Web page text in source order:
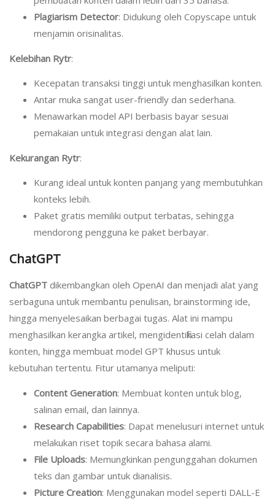
Plagiarism Detector: Didukung oleh Copyscape untuk
menjamin orisinalitas.
Kelebihan Rytr:
Kecepatan transaksi tinggi untuk menghasilkan konten.
Antar muka sangat user-friendly dan sederhana.
Menawarkan model API berbasis bayar sesuai
pemakaian untuk integrasi dengan alat lain.
Kekurangan Rytr:
Kurang ideal untuk konten panjang yang membutuhkan
konteks lebih.
Paket gratis memiliki output terbatas, sehingga
mendorong pengguna ke paket berbayar.
ChatGPT
ChatGPT dikembangkan oleh OpenAI dan menjadi alat yang
serbaguna untuk membantu penulisan, brainstorming ide,
hingga menyelesaikan berbagai tugas. Alat ini mampu
menghasilkan kerangka artikel, mengidentifikasi celah dalam
konten, hingga membuat model GPT khusus untuk
kebutuhan tertentu. Fitur utamanya meliputi:
Content Generation: Membuat konten untuk blog,
salinan email, dan lainnya.
Research Capabilities: Dapat menelusuri internet untuk
melakukan riset topik secara bahasa alami.
File Uploads: Memungkinkan pengunggahan dokumen
teks dan gambar untuk dianalisis.
Picture Creation: Menggunakan model seperti DALL-E